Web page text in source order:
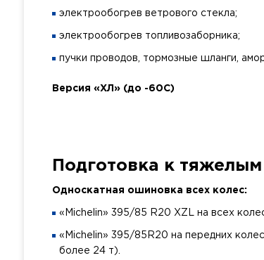
электрообогрев ветрового стекла;
электрообогрев топливозаборника;
пучки проводов, тормозные шланги,
Версия «ХЛ» (до -60С)
Подготовка к
Односкатная ошиновка всех колес:
«Michelin» 395/85 R20 XZL на всех
«Michelin» 395/85R20 на передних
более 24 т).